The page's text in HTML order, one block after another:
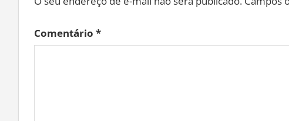
O seu endereço de e-mail não será publicado. Campos
Comentário